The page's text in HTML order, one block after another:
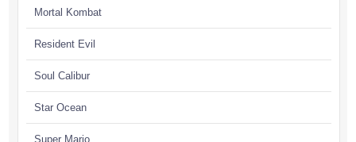
Mortal Kombat
Resident Evil
Soul Calibur
Star Ocean
Super Mario